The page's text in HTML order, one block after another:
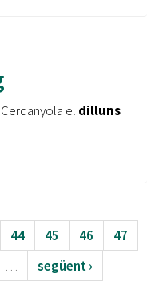
el dilluns
44 45 46
47
…
següent ›